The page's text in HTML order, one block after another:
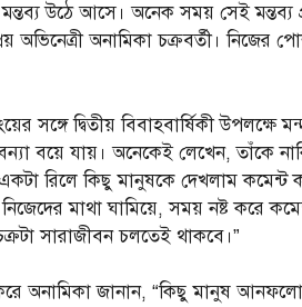
উঠে আসে। অনেক সময় সেই মন্তব্য
অভিনেত্রী অনামিকা চক্রবর্তী।
সঙ্গে দ্বিতীয় বিবাহবার্ষিকী
বয়ে যায়। অনেকেই লেখেন, তাঁকে
রিলে কিছু মানুষকে দেখলাম
মাথা ঘামিয়ে, সময় নষ্ট করে
সারাজীবন চলতেই থাকবে।”
অনামিকা জানান, “কিছু মানুষ